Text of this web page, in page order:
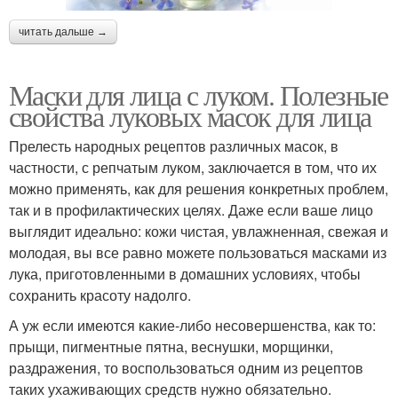
читать дальше →
Маски для лица с луком. Полезные
свойства луковых масок для лица
Прелесть народных рецептов различных масок, в
частности, с репчатым луком, заключается в том, что их
можно применять, как для решения конкретных проблем,
так и в профилактических целях. Даже если ваше лицо
выглядит идеально: кожи чистая, увлажненная, свежая и
молодая, вы все равно можете пользоваться масками из
лука, приготовленными в домашних условиях, чтобы
сохранить красоту надолго.
А уж если имеются какие-либо несовершенства, как то:
прыщи, пигментные пятна, веснушки, морщинки,
раздражения, то воспользоваться одним из рецептов
таких ухаживающих средств нужно обязательно.